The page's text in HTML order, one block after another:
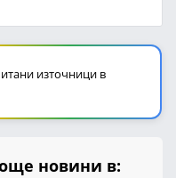
източници в
новини в: